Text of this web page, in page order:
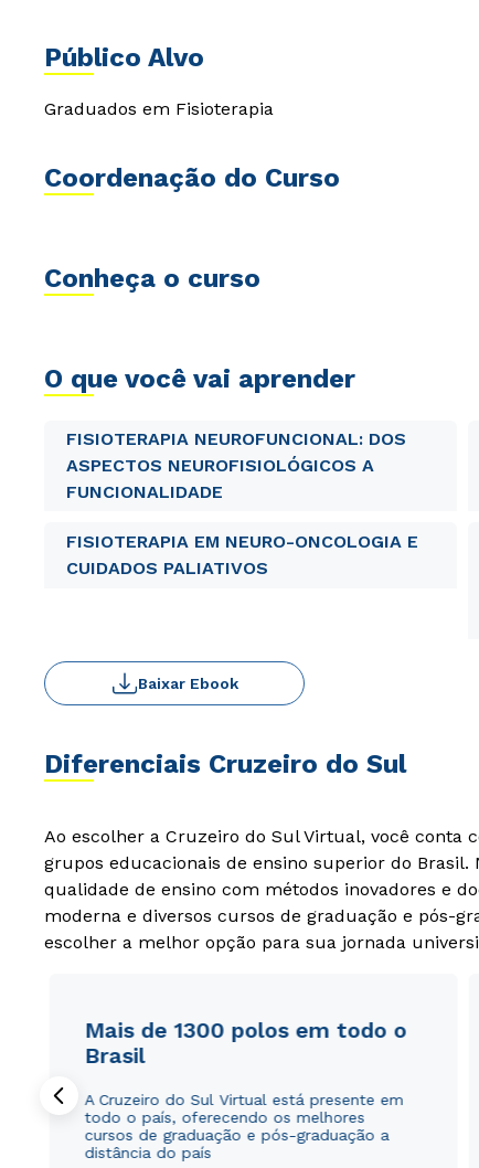
Público Alvo
Graduados em Fisioterapia
Coordenação do Curso
Conheça o curso
O que você vai aprender
FISIOTERAPIA NEUROFUNCIONAL: DOS
ASPECTOS NEUROFISIOLÓGICOS A
FUNCIONALIDADE
FISIOTERAPIA EM NEURO-ONCOLOGIA E
CUIDADOS PALIATIVOS
Baixar Ebook
Diferenciais Cruzeiro do Sul
Ao escolher a Cruzeiro do Sul Virtual, você conta
grupos educacionais de ensino superior do
qualidade de ensino com métodos inovadores e
moderna e diversos cursos de graduação e pós-
escolher a melhor opção para sua jornada
Mais de 1300 polos em todo o
Brasil
A Cruzeiro do Sul Virtual está presente em
todo o país, oferecendo os melhores
cursos de graduação e pós-graduação a
distância do país